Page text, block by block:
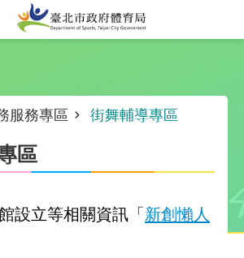
服務專區 街舞輔導專區
區
設立等相關資訊「 新創懶人